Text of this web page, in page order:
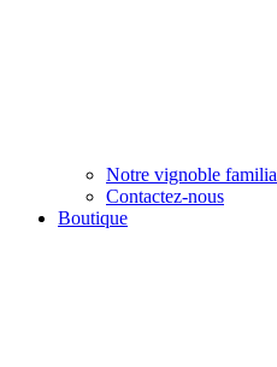
Notre vignoble
Contactez-nous
Boutique